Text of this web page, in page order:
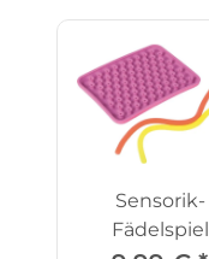
Sensorik-
Fädelspiel